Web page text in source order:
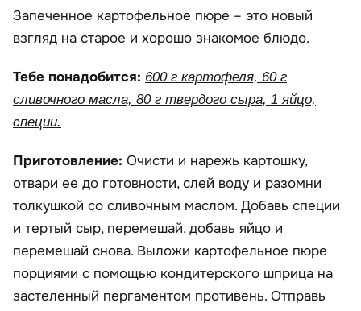
Запеченное картофельное пюре – это новый
взгляд на старое и хорошо знакомое блюдо.
Тебе понадобится: 600 г картофеля, 60 г
сливочного масла, 80 г твердого сыра, 1 яйцо,
специи.
Приготовление: Очисти и нарежь картошку,
отвари ее до готовности, слей воду и разомни
толкушкой со сливочным маслом. Добавь специи
и тертый сыр, перемешай, добавь яйцо и
перемешай снова. Выложи картофельное пюре
порциями с помощью кондитерского шприца на
застеленный пергаментом противень. Отправь